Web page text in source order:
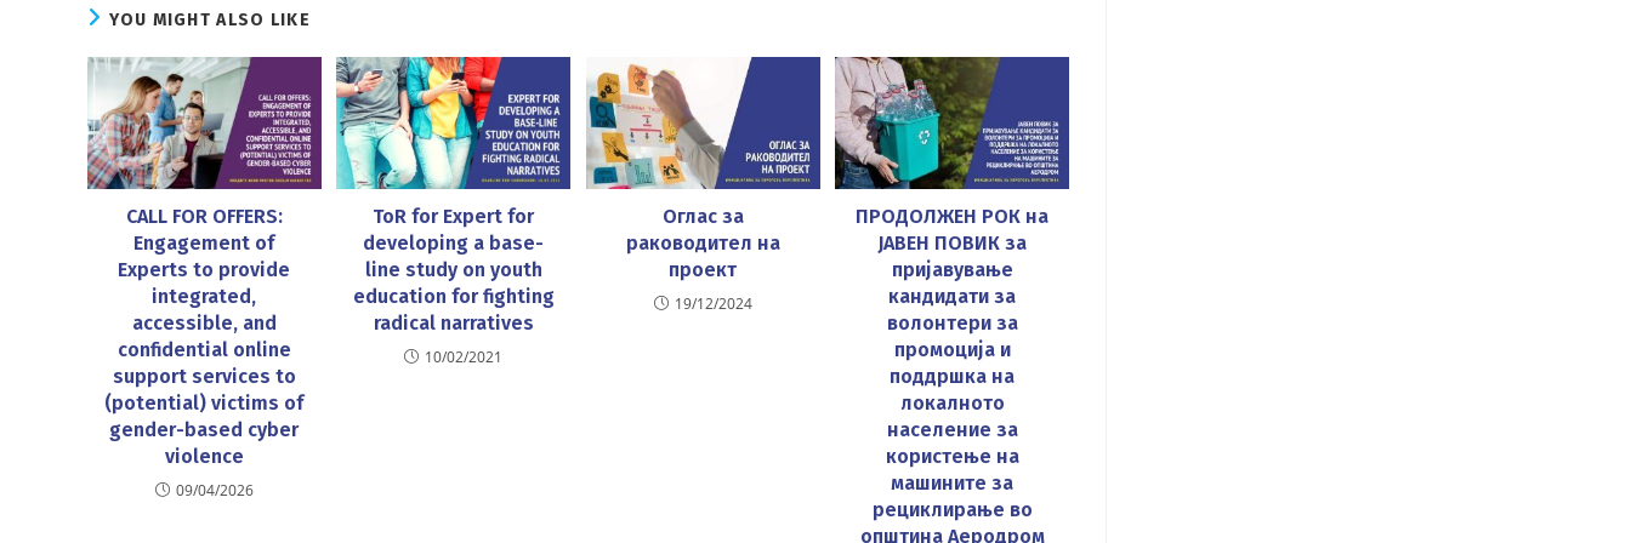
YOU MIGHT ALSO LIKE
CALL FOR OFFERS:
Engagement of
Experts to provide
integrated,
accessible, and
confidential online
support services to
(potential) victims of
gender-based cyber
violence
09/04/2026
ToR for Expert for
developing a base-
line study on youth
education for fighting
radical narratives
10/02/2021
Оглас за
раководител на
проект
19/12/2024
ПРОДОЛЖЕН РОК на
ЈАВЕН ПОВИК за
пријавување
кандидати за
волонтери за
промоција и
поддршка на
локалното
население за
користење на
машините за
рециклирање во
општина Аеродром